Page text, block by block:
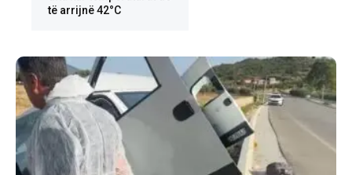
të arrijnë 42°C